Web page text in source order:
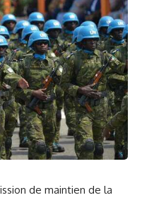
de maintien de la